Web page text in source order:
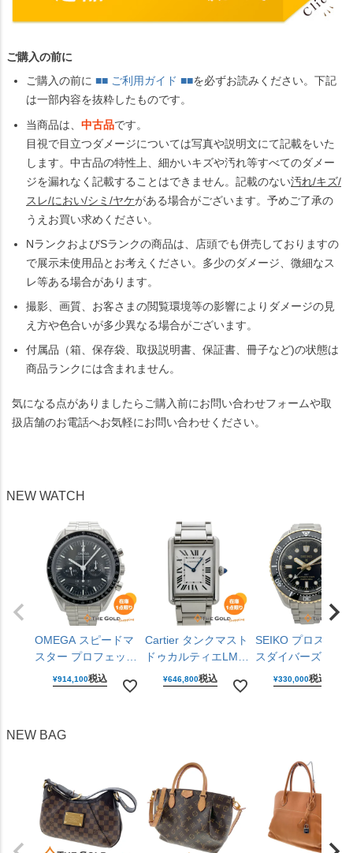
ご購入の前に
ご購入の前に ■■ ご利用ガイド ■■を必ずお読みください。下記
は一部内容を抜粋したものです。
当商品は、 中古品です。
目視で目立つダメージについては写真や説明文にて記載をいた
します。中古品の特性上、細かいキズや汚れ等すべてのダメー
ジを漏れなく記載することはできません。記載のない汚れ/キズ/
スレ/におい/シミ/ヤケがある場合がございます。予めご了承の
うえお買い求めください。
NランクおよびSランクの商品は、店頭でも併売しておりますの
で展示未使用品とお考えください。多少のダメージ、微細なス
レ等ある場合があります。
撮影、画質、お客さまの閲覧環境等の影響によりダメージの見
え方や色合いが多少異なる場合がございます。
付属品（箱、保存袋、取扱説明書、保証書、冊子など)の状態は
商品ランクには含まれません。
気になる点がありましたらご購入前にお問い合わせフォームや取
扱店舗のお電話へお気軽にお問い合わせください。
NEW WATCH
OMEGA スピードマ
スター プロフェッシ
310.30.42.50.01.001
時計 メンズ ウォッ
¥914,100税込
Cartier タンクマスト
ドゥカルティエLM
WSTA0106 ラージモ
デル 25mm クォーツ
¥646,800税込
SEIKO プロスペッ
スダイバーズキュ
バーGMT SBEJ030
6R54-00R0 黒文字
¥330,000税込
NEW BAG